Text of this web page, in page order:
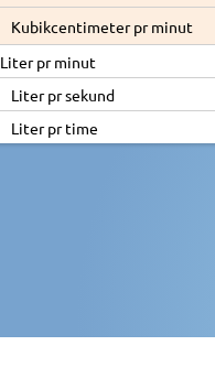
Kubikcentimeter pr minut
Liter pr minut
Liter pr sekund
Liter pr time